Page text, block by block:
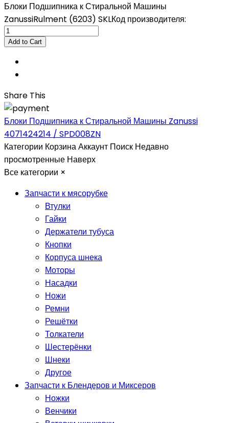
Блоки Подшипника к Стиральной Машины
ZanussiRulment (6203) SKLКод производителя:
Share This
Блоки Подшипника к Стиральной Машины Zanussi
4071424214 / SPD008ZN
Категории КорзинаАккаунт Поиск Недавно
просмотренные Наверх
Все категории ×
Запчасти к мясорубке
Втулки
Гайки
Держатели тубуса
Кнопки
Корпуса шнека
Моторы
Насадки
Ножи
Ремни
Решётки
Толкатели
Шестерёнки
Шнеки
Другое
Запчасти к Блендеров и Миксеров
Ножки
Венчики